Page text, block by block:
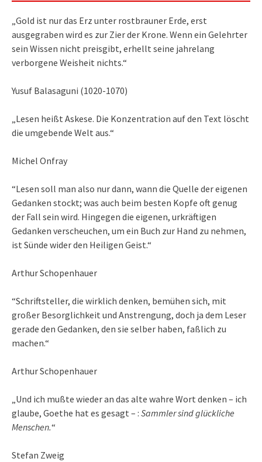
„Gold ist nur das Erz unter rostbrauner Erde, erst
ausgegraben wird es zur Zier der Krone. Wenn ein Gelehrter
sein Wissen nicht preisgibt, erhellt seine jahrelang
verborgene Weisheit nichts.“
Yusuf Balasaguni (1020-1070)
„Lesen heißt Askese. Die Konzentration auf den Text löscht
die umgebende Welt aus.“
Michel Onfray
“Lesen soll man also nur dann, wann die Quelle der eigenen
Gedanken stockt; was auch beim besten Kopfe oft genug
der Fall sein wird. Hingegen die eigenen, urkräftigen
Gedanken verscheuchen, um ein Buch zur Hand zu nehmen,
ist Sünde wider den Heiligen Geist.“
Arthur Schopenhauer
“Schriftsteller, die wirklich denken, bemühen sich, mit
großer Besorglichkeit und Anstrengung, doch ja dem Leser
gerade den Gedanken, den sie selber haben, faßlich zu
machen.“
Arthur Schopenhauer
„Und ich mußte wieder an das alte wahre Wort denken – ich
glaube, Goethe hat es gesagt – : Sammler sind glückliche
Menschen.“
Stefan Zweig